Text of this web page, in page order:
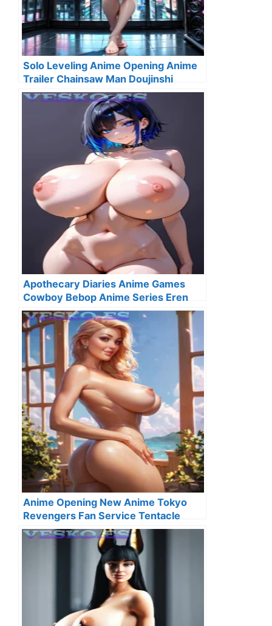
Solo Leveling Anime Opening Anime
Trailer Chainsaw Man Doujinshi
Apothecary Diaries Anime Games
Cowboy Bebop Anime Series Eren
Yeager
Anime Opening New Anime Tokyo
Revengers Fan Service Tentacle